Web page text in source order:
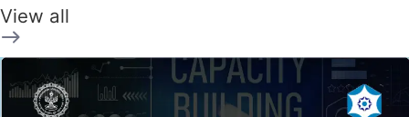
View all